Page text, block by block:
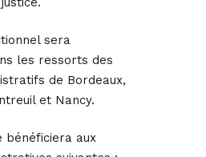
sera
les ressorts des
de Bordeaux,
et Nancy.
bénéficiera aux